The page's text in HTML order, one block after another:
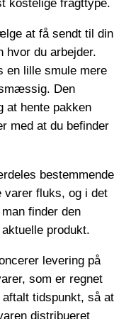
kostelige fragttype.
at få sendt til din
hvor du arbejder.
en lille smule mere
Den
at hente pakken
med at du befinder
bestemmende
varer fluks, og i det
finder den
produkt.
levering på
som er regnet
tidspunkt, så at
distribueret